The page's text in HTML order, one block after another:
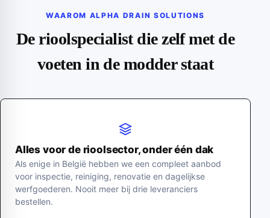
WAAROM ALPHA DRAIN SOLUTIONS
De rioolspecialist die zelf met de
voeten in de modder staat
Alles voor de rioolsector, onder één dak
Als enige in België hebben we een compleet aanbod
voor inspectie, reiniging, renovatie en dagelijkse
werfgoederen. Nooit meer bij drie leveranciers
bestellen.